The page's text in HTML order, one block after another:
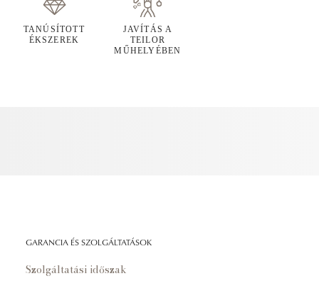
TANÚSÍTOTT
ÉKSZEREK
JAVÍTÁS A
TEILOR
MŰHELYÉBEN
GARANCIA ÉS SZOLGÁLTATÁSOK
Szolgáltatási időszak